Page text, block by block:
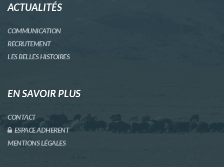
ACTUALITÉS
COMMUNICATION
RECRUTEMENT
LES BELLES HISTOIRES
EN SAVOIR PLUS
CONTACT
ESPACE ADHERENT
MENTIONS LÉGALES